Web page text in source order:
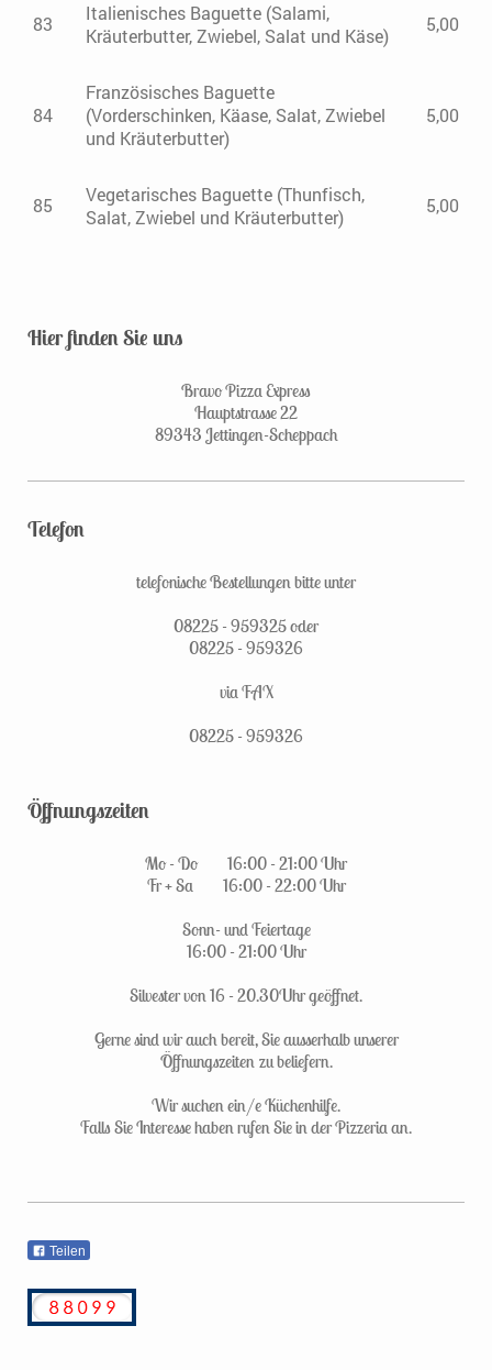
83
Italienisches Baguette (Salami,
Kräuterbutter, Zwiebel, Salat und Käse)
5,00
84
Französisches Baguette
(Vorderschinken, Käase, Salat, Zwiebel
und Kräuterbutter)
5,00
85
Vegetarisches Baguette (Thunfisch,
Salat, Zwiebel und Kräuterbutter)
5,00
Hier finden Sie uns
Bravo Pizza Express
Hauptstrasse 22
89343 Jettingen-Scheppach
Telefon
telefonische Bestellungen bitte unter
08225 - 959325 oder
08225 - 959326
via FAX
08225 - 959326
Öffnungszeiten
Mo - Do 16:00 - 21:00 Uhr
Fr + Sa 16:00 - 22:00 Uhr
Sonn- und Feiertage
16:00 - 21:00 Uhr
Silvester von 16 - 20.30Uhr geöffnet.
Gerne sind wir auch bereit, Sie ausserhalb unserer
Öffnungszeiten zu beliefern.
Wir suchen ein/e Küchenhilfe.
Falls Sie Interesse haben rufen Sie in der Pizzeria an.
Teilen